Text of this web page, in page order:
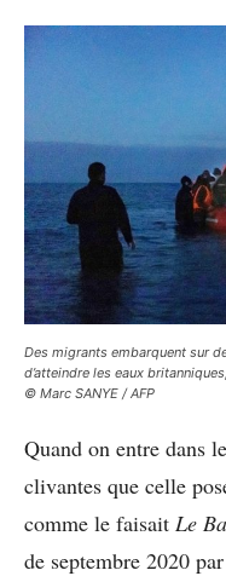
Des migrants embarquent sur
d’atteindre les eaux
© Marc SANYE / AFP
Quand on entre dans
clivantes que celle
comme le faisait Le
de septembre 2020